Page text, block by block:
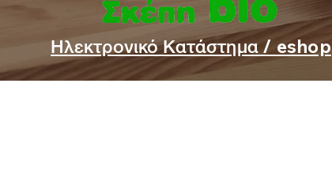
Ηλεκτρονικό Κατάστημα / eshop